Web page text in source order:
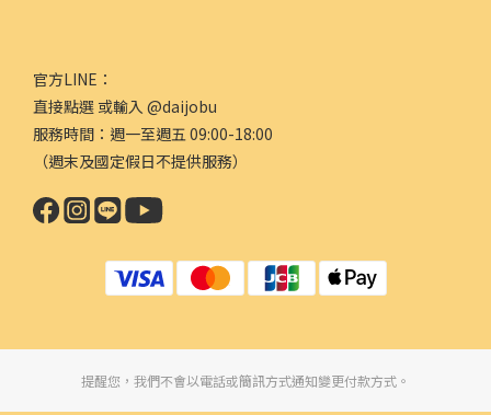
官方LINE：
直接點選 或輸入 @daijobu
服務時間：週一至週五 09:00-18:00
（週末及國定假日不提供服務）
提醒您，我們不會以電話或簡訊方式通知變更付款方式。